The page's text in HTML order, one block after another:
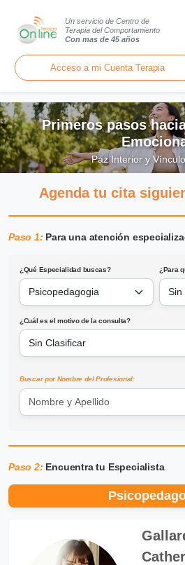
Un servicio de Centro de
Terapia del Comportamiento
Con mas de 45 años
Acceso a mi Cuenta Terapia
Primeros pasos
Paz Interior y
Agenda tu cita
Paso 1: Para una atención
¿Qué Especialidad buscas? ¿Para
¿Cuál es el motivo de la consulta?
Buscar por Nombre del Profesional:
Paso 2: Encuentra tu Especialista